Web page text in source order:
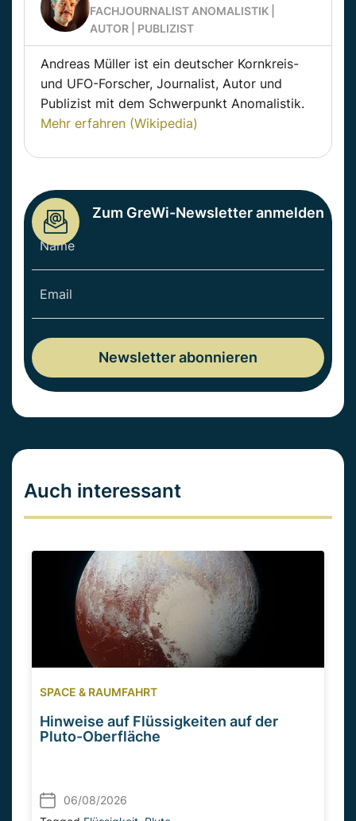
FACHJOURNALIST ANOMALISTIK |
AUTOR | PUBLIZIST
Andreas Müller ist ein deutscher Kornkreis-
und UFO-Forscher, Journalist, Autor und
Publizist mit dem Schwerpunkt Anomalistik.
Mehr erfahren (Wikipedia)
Zum GreWi-Newsletter anmelden
Auch interessant
SPACE & RAUMFAHRT
Hinweise auf Flüssigkeiten auf der
Pluto-Oberfläche
06/08/2026